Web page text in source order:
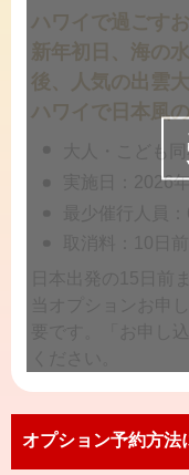
ハワイで過ごすお
新年初日、海の
後、人気の出雲
ハワイで日本風
大人・こども
実施日：2026
オプション予約方法